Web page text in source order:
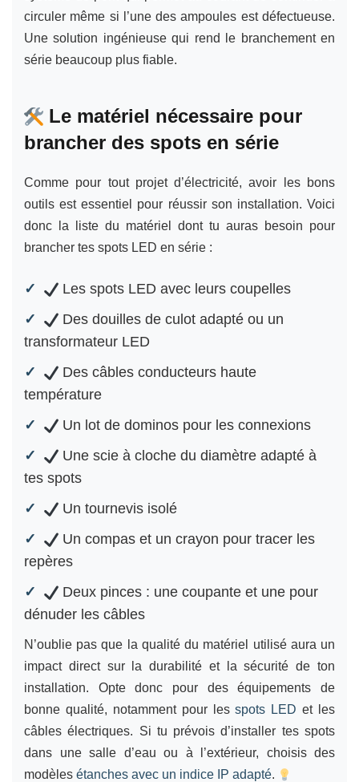
circuler même si l’une des ampoules est défectueuse.
Une solution ingénieuse qui rend le branchement en
série beaucoup plus fiable.
Le matériel nécessaire pour
brancher des spots en série
Comme pour tout projet d’électricité, avoir les bons
outils est essentiel pour réussir son installation. Voici
donc la liste du matériel dont tu auras besoin pour
brancher tes spots LED en série :
Les spots LED avec leurs coupelles
Des douilles de culot adapté ou un
transformateur LED
Des câbles conducteurs haute
température
Un lot de dominos pour les connexions
Une scie à cloche du diamètre adapté à
tes spots
Un tournevis isolé
Un compas et un crayon pour tracer les
repères
Deux pinces : une coupante et une pour
dénuder les câbles
N’oublie pas que la qualité du matériel utilisé aura un
impact direct sur la durabilité et la sécurité de ton
installation. Opte donc pour des équipements de
bonne qualité, notamment pour lesspots LED et les
câbles électriques. Si tu prévois d’installer tes spots
dans une salle d’eau ou à l’extérieur, choisis des
modèles étanches avec un indice IP adapté.